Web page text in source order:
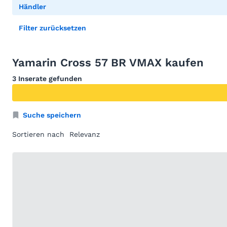
Händler
Filter zurücksetzen
Yamarin Cross 57 BR VMAX kaufen
3 Inserate gefunden
Suche speichern
Sortieren nach